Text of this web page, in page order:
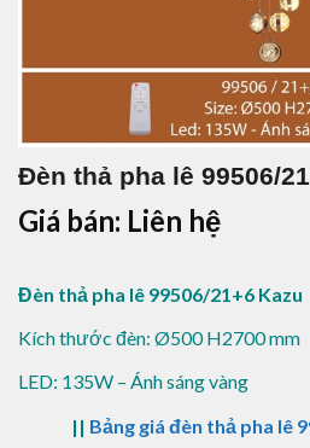
Đèn thả pha lê 99506/
Giá bán: Liên hệ
Đèn thả pha lê 99506/21+6 Kazu
Kích thước đèn: Ø500 H2700 mm
LED: 135W – Ánh sáng vàng
|| Bảng giá đèn thả pha lê